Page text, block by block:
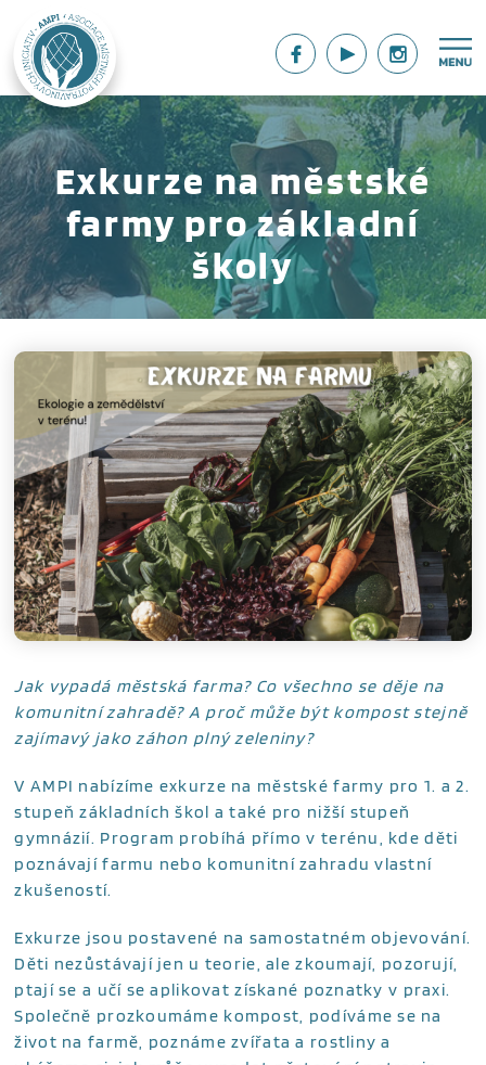
Exkurze na městské
farmy pro základní
školy
Jak vypadá městská farma? Co všechno se děje na
komunitní zahradě? A proč může být kompost stejně
zajímavý jako záhon plný zeleniny?
V AMPI nabízíme exkurze na městské farmy pro 1. a 2.
stupeň základních škol a také pro nižší stupeň
gymnázií. Program probíhá přímo v terénu, kde děti
poznávají farmu nebo komunitní zahradu vlastní
zkušeností.
Exkurze jsou postavené na samostatném objevování.
Děti nezůstávají jen u teorie, ale zkoumají, pozorují,
ptají se a učí se aplikovat získané poznatky v praxi.
Společně prozkoumáme kompost, podíváme se na
život na farmě, poznáme zvířata a rostliny a